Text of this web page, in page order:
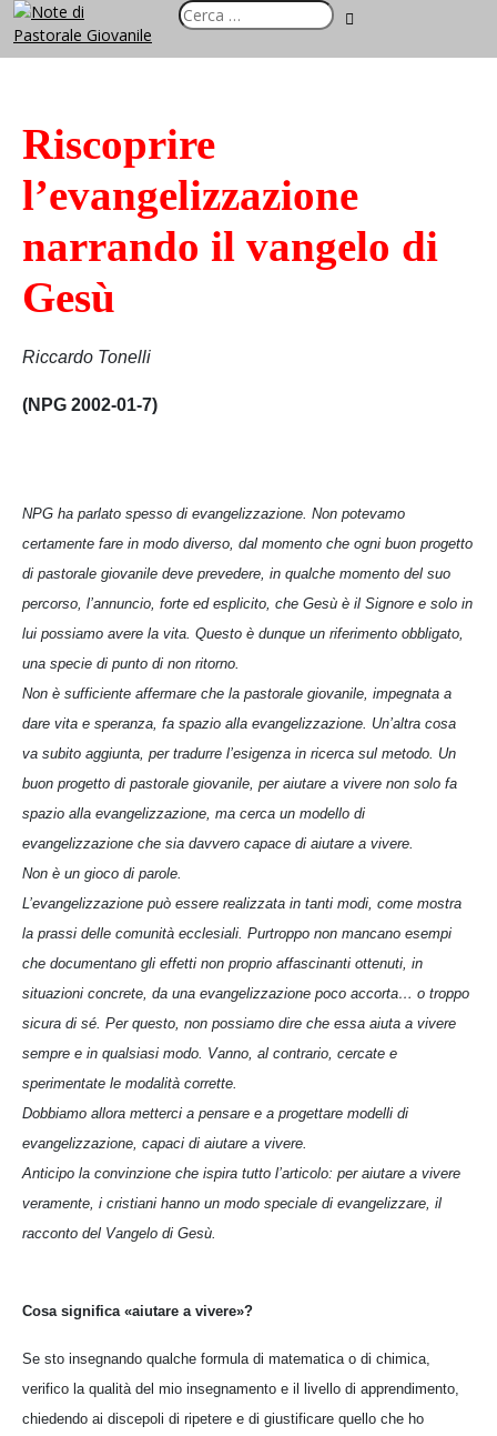
Riscoprire
l’evangelizzazione
narrando il vangelo di
Gesù
Riccardo Tonelli
(NPG 2002-01-7)
NPG ha parlato spesso di evangelizzazione. Non potevamo
certamente fare in modo diverso, dal momento che ogni buon progetto
di pastorale giovanile deve prevedere, in qualche momento del suo
percorso, l’annuncio, forte ed esplicito, che Gesù è il Signore e solo in
lui possiamo avere la vita. Questo è dunque un riferimento obbligato,
una specie di punto di non ritorno.
Non è sufficiente affermare che la pastorale giovanile, impegnata a
dare vita e speranza, fa spazio alla evangelizzazione. Un’altra cosa
va subito aggiunta, per tradurre l’esigenza in ricerca sul metodo. Un
buon progetto di pastorale giovanile, per aiutare a vivere non solo fa
spazio alla evangelizzazione, ma cerca un modello di
evangelizzazione che sia davvero capace di aiutare a vivere.
Non è un gioco di parole.
L’evangelizzazione può essere realizzata in tanti modi, come mostra
la prassi delle comunità ecclesiali. Purtroppo non mancano esempi
che documentano gli effetti non proprio affascinanti ottenuti, in
situazioni concrete, da una evangelizzazione poco accorta… o troppo
sicura di sé. Per questo, non possiamo dire che essa aiuta a vivere
sempre e in qualsiasi modo. Vanno, al contrario, cercate e
sperimentate le modalità corrette.
Dobbiamo allora metterci a pensare e a progettare modelli di
evangelizzazione, capaci di aiutare a vivere.
Anticipo la convinzione che ispira tutto l’articolo: per aiutare a vivere
veramente, i cristiani hanno un modo speciale di evangelizzare, il
racconto del Vangelo di Gesù.
Cosa significa «aiutare a vivere»?
Se sto insegnando qualche formula di matematica o di chimica,
verifico la qualità del mio insegnamento e il livello di apprendimento,
chiedendo ai discepoli di ripetere e di giustificare quello che ho